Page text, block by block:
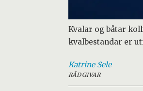
Kvalar og båtar
kvalbestandar er
Katrine Sele
RÅDGIVAR